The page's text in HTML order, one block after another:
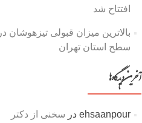
افتتاح شد
بالاترین میزان قبولی تیزهوشان در
سطح استان تهران
آخرین دیدگاه‌ها
ehsaanpourدر سخنی از دکتر